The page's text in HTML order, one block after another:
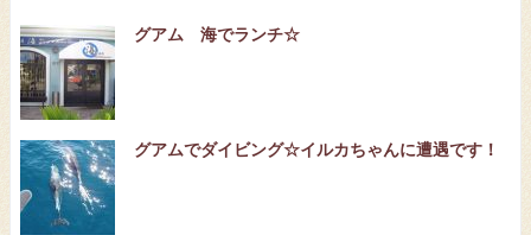
グアム 海でランチ☆
グアムでダイビング☆イルカちゃんに遭遇です！